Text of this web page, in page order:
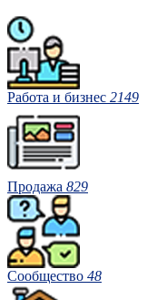
Работа и бизнес 2149
Продажа 829
Сообщество 48